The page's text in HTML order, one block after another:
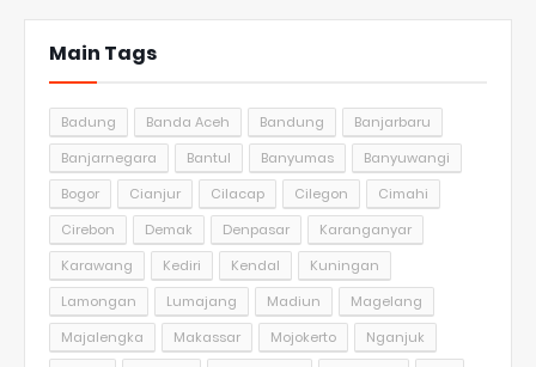
Main Tags
Badung Banda Aceh Bandung
Banjarbaru
Banjarnegara
Bantul Banyumas
Banyuwangi
Bogor
Cianjur Cilacap Cilegon
Cimahi
Cirebon
Demak Denpasar
Karanganyar
Karawang
Kediri Kendal
Kuningan
Lamongan
Lumajang Madiun
Magelang
Majalengka
Makassar Mojokerto
Nganjuk